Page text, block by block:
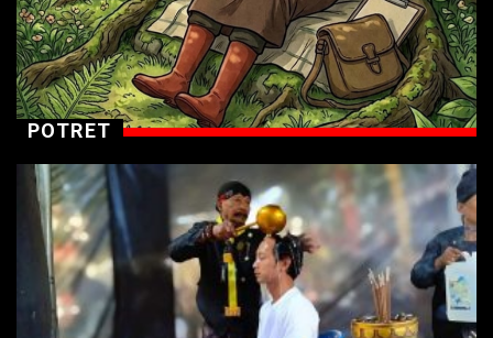
POTRET